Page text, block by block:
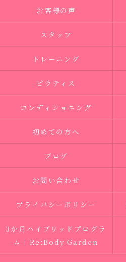
お客様の声
スタッフ
トレーニング
ピラティス
コンディショニング
初めての方へ
ブログ
お問い合わせ
プライバシーポリシー
3か月ハイブリッドプログラ
ム｜Re:Body Garden